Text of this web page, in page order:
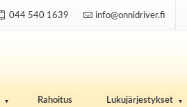
044 540 1639 info@onnidriver.fi
Rahoitus Lukujärjestykset